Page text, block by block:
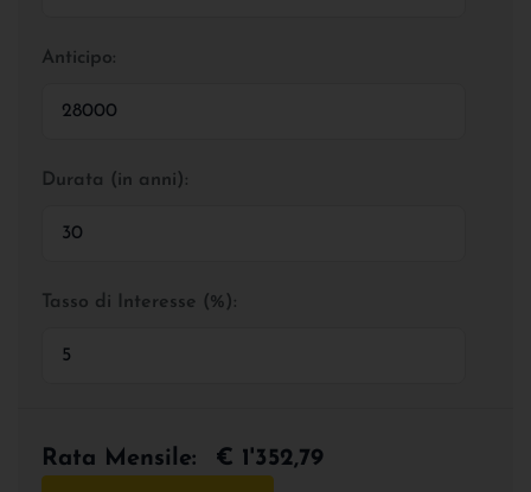
Anticipo:
Durata (in anni):
Tasso di Interesse (%):
Rata Mensile: € 1'352,79